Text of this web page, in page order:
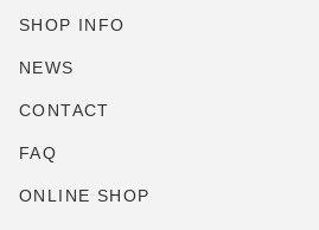
SHOP INFO
NEWS
CONTACT
FAQ
ONLINE SHOP